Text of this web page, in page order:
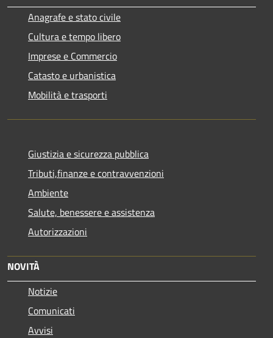
Anagrafe e stato civile
Cultura e tempo libero
Imprese e Commercio
Catasto e urbanistica
Mobilità e trasporti
Giustizia e sicurezza pubblica
Tributi,finanze e contravvenzioni
Ambiente
Salute, benessere e assistenza
Autorizzazioni
NOVITÀ
Notizie
Comunicati
Avvisi